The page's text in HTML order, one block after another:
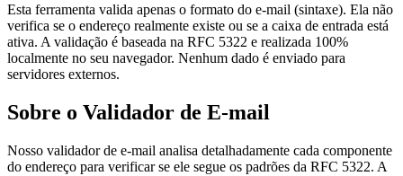
Esta ferramenta valida apenas o formato do e-mail (sintaxe). Ela não
verifica se o endereço realmente existe ou se a caixa de entrada está
ativa. A validação é baseada na RFC 5322 e realizada 100%
localmente no seu navegador. Nenhum dado é enviado para
servidores externos.
Sobre o Validador de E-mail
Nosso validador de e-mail analisa detalhadamente cada componente
do endereço para verificar se ele segue os padrões da RFC 5322. A